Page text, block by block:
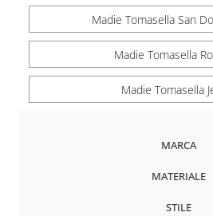
Madie Tomasella San
Madie Tomasella
Madie Tomasella
MARCA
MATERIALE
STILE